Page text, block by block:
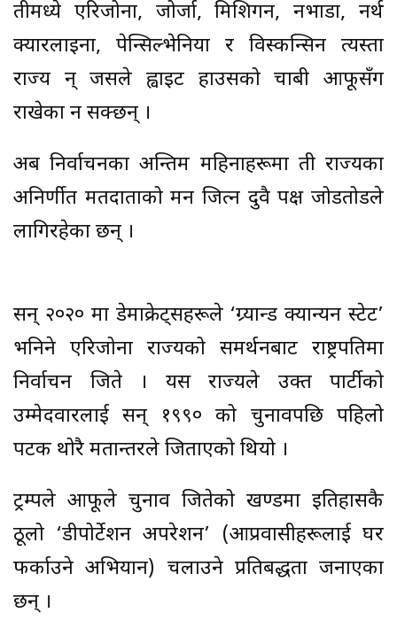
तीमध्ये एरिजोना, जोर्जा, मिशिगन, नभाडा, नर्थ
क्यारलाइना, पेन्सिल्भेनिया र विस्कन्सिन त्यस्ता
राज्य हुन् जसले ह्वाइट हाउसको चाबी आफूसँग
राखेका हुन सक्छन् ।
अब निर्वाचनका अन्तिम महिनाहरूमा ती राज्यका
अनिर्णीत मतदाताको मन जित्न दुवै पक्ष जोडतोडले
लागिरहेका छन् ।
सन् २०२० मा डेमाक्रेट्सहरूले ‘ग्र्यान्ड क्यान्यन स्टेट’
भनिने एरिजोना राज्यको समर्थनबाट राष्ट्रपतिमा
निर्वाचन जिते । यस राज्यले उक्त पार्टीको
उम्मेदवारलाई सन् १९९० को चुनावपछि पहिलो
पटक थोरै मतान्तरले जिताएको थियो ।
ट्रम्पले आफूले चुनाव जितेको खण्डमा इतिहासकै
ठूलो ‘डीपोर्टेशन अपरेशन’ (आप्रवासीहरूलाई घर
फर्काउने अभियान) चलाउने प्रतिबद्धता जनाएका
छन् ।